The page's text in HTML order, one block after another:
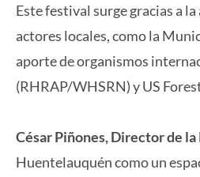
Este festival surge gracias a
actores locales, como la
aporte de organismos
(RHRAP/WHSRN) y US
César Piñones, Director de la
Huentelauquén como un